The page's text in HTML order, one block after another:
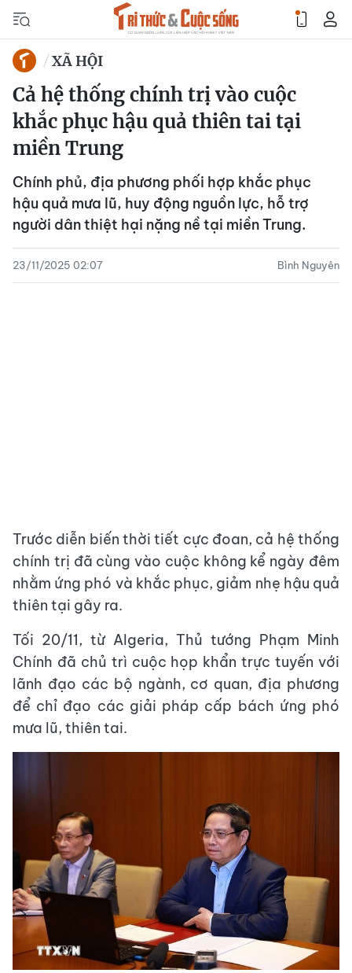
XÃ HỘI
Cả hệ thống chính trị vào cuộc
khắc phục hậu quả thiên tai tại
miền Trung
Chính phủ, địa phương phối hợp khắc phục
hậu quả mưa lũ, huy động nguồn lực, hỗ trợ
người dân thiệt hại nặng nề tại miền Trung.
23/11/2025 02:07 Bình Nguyên
Trước diễn biến thời tiết cực đoan, cả hệ thống
chính trị đã cùng vào cuộc không kể ngày đêm
nhằm ứng phó và khắc phục, giảm nhẹ hậu quả
thiên tại gây ra.
Tối 20/11, từ Algeria, Thủ tướng Phạm Minh
Chính đã chủ trì cuộc họp khẩn trực tuyến với
lãnh đạo các bộ ngành, cơ quan, địa phương
để chỉ đạo các giải pháp cấp bách ứng phó
mưa lũ, thiên tai.